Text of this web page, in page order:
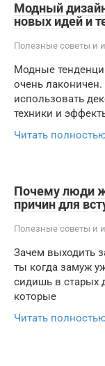
Модный
новых идей и
Полезные советы и
Модные
очень
использовать
техники и
Читать
Почему люди
причин для
Полезные советы и
Зачем выходить
ты когда замуж
сидишь в старых
которые
Читать